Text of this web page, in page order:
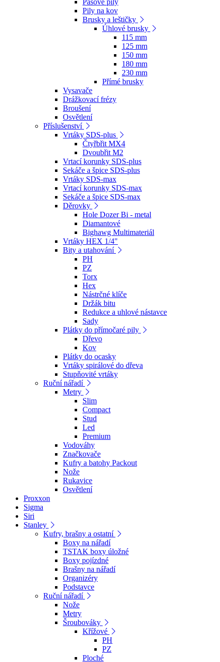
Pily na kov
Brusky a leštičky
Úhlové brusky
115 mm
125 mm
150 mm
180 mm
230 mm
Přímé brusky
Vysavače
Drážkovací frézy
Broušení
Osvětlení
Příslušenství
Vrtáky SDS-plus
Čtyřbřit MX4
Dvoubřit M2
Vrtací korunky SDS-plus
Sekáče a špice SDS-plus
Vrtáky SDS-max
Vrtací korunky SDS-max
Sekáče a špice SDS-max
Děrovky
Hole Dozer Bi - metal
Diamantové
Bighawg Multimateriál
Vrtáky HEX 1/4"
Bity a utahování
PH
PZ
Torx
Hex
Nástrčné klíče
Držák bitu
Redukce a uhlové nástavce
Sady
Plátky do přímočaré pily
Dřevo
Kov
Plátky do ocasky
Vrtáky spirálové do dřeva
Stupňovité vrtáky
Ruční nářadí
Metry
Slim
Compact
Stud
Led
Premium
Vodováhy
Značkovače
Kufry a batohy Packout
Nože
Rukavice
Osvětlení
Proxxon
Sigma
Siri
Stanley
Kufry, brašny a ostatní
Boxy na nářadí
TSTAK boxy úložné
Boxy pojízdné
Brašny na nářadí
Organizéry
Podstavce
Ruční nářadí
Nože
Metry
Šroubováky
Křížové
PH
PZ
Ploché